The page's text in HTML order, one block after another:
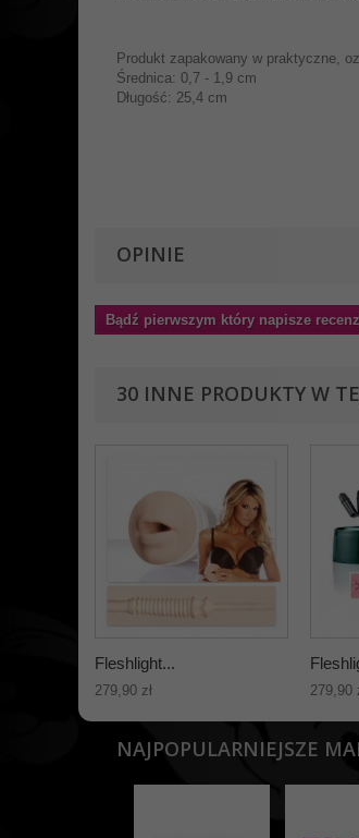
Produkt zapakowany w praktyczne,
Średnica: 0,7 - 1,9 cm
Długość: 25,4 cm
OPINIE
Bądź pierwszym który napisze
30 INNE PRODUKTY W
Fleshlight...
279,90 zł 279,90
NAJPOPULARNIEJSZE